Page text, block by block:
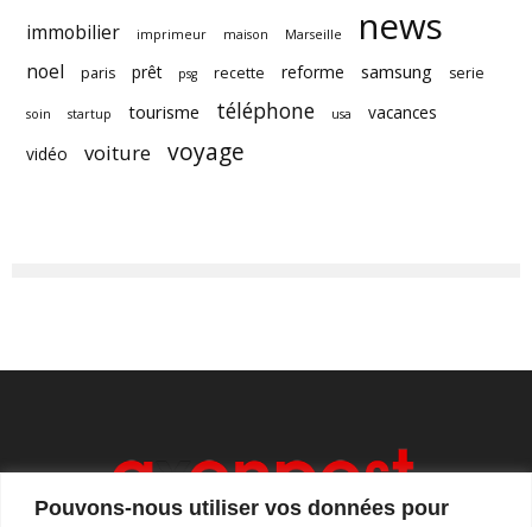
Pouvons-nous utiliser vos données pour
immobilier imprimeur maison Marseille news
noel paris prêt psg recette reforme samsung serie
soin startup tourisme téléphone usa
vacances
vidéo
voiture voyage